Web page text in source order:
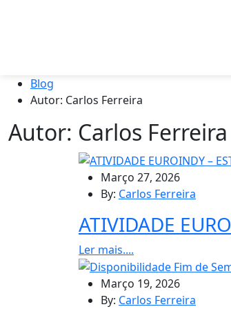
Blog
Autor: Carlos Ferreira
Autor: Carlos Ferreira
Março 27, 2026
By: Carlos Ferreira
ATIVIDADE
Ler mais....
Março 19, 2026
By: Carlos Ferreira